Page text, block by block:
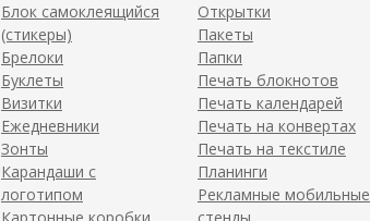
Блок самоклеящийся
(стикеры)
Брелоки
Буклеты
Визитки
Ежедневники
Зонты
Карандаши с
логотипом
Открытки
Пакеты
Папки
Печать блокнотов
Печать календарей
Печать на конвертах
Печать на текстиле
Планинги
Рекламные мобильные